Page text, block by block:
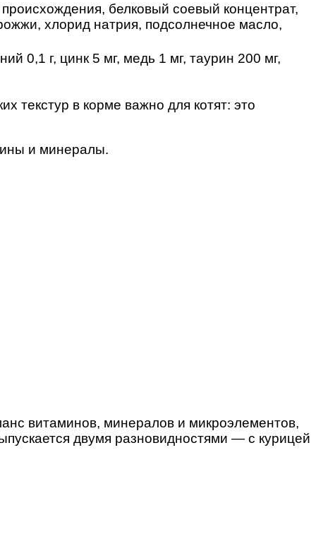
белковый соевый концентрат,
хлорид натрия, подсолнечное масло,
0,1 г, цинк 5 мг, медь 1 мг, таурин 200 мг,
текстур в корме важно для котят: это
и минералы.
витаминов, минералов и микроэлементов,
двумя разновидностями — с курицей